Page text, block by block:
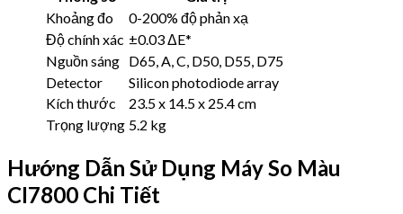
Khoảng đo
0-200% độ phản xạ
Độ chính xác ±0.03 ΔE*
Nguồn sáng D65, A, C, D50, D55, D75
Detector
Silicon photodiode array
Kích thước
23.5 x 14.5 x 25.4 cm
Trọng lượng 5.2 kg
Hướng Dẫn Sử Dụng Máy So Màu
CI7800 Chi Tiết